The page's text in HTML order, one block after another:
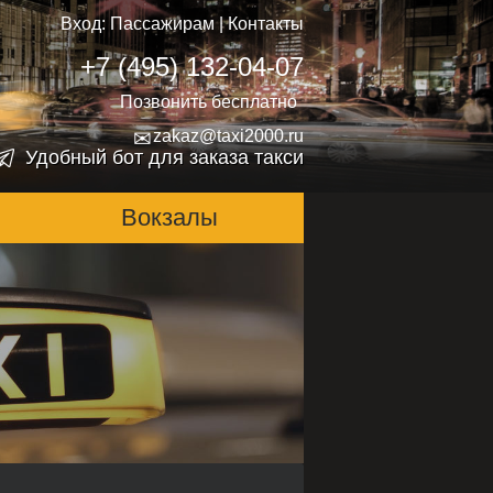
Вход: Пассажирам|Контакты
+7 (495) 132-04-07
Позвонить бесплатно
✉zakaz@taxi2000.ru
Удобный бот для заказа такси
Вокзалы